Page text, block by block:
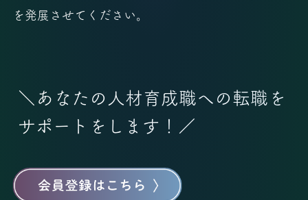
を発展させてください。
＼あなたの人材育成職への転職を
サポートをします！／